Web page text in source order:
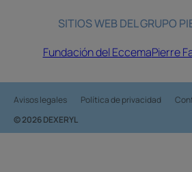
SITIOS WEB DEL GRUPO
Fundación del EccemaPierre
Avisos legales Política de privacidad
© 2026 DEXERYL